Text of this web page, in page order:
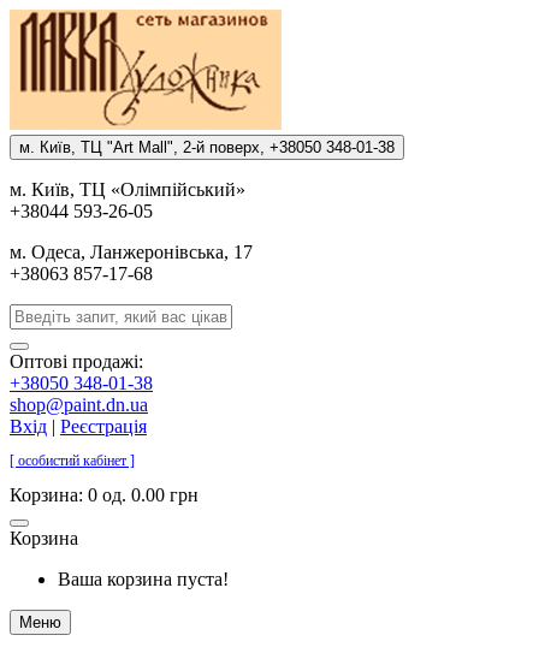
м. Киïв, ТЦ "Art Mall", 2-й поверх, +38050 348-01-38
м. Киïв, ТЦ «Олiмпiйський»
+38044 593-26-05
м. Одеса, Ланжеронiвська, 17
+38063 857-17-68
Оптові продажі:
+38050 348-01-38
shop@paint.dn.ua
Вхід | Реєстрація
[ особистий кабінет ]
Корзина: 0 од. 0.00 грн
Корзина
Ваша корзина пуста!
Меню